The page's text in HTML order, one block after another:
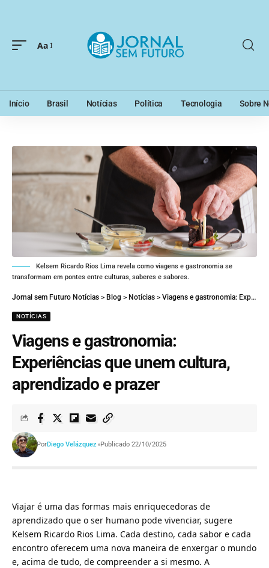
Aa
Início Brasil Notícias Política Tecnologia Sobre
Kelsem Ricardo Rios Lima revela como viagens e gastronomia se
transformam em pontes entre culturas, saberes e sabores.
Jornal sem Futuro Notícias > Blog > Notícias > Viagens e gastronomia: Experiências que unem cultura, aprendizado e prazer
NOTÍCIAS
Viagens e gastronomia:
Experiências que unem cultura,
aprendizado e prazer
PorDiego Velázquez Publicado 22/10/2025
Viajar é uma das formas mais enriquecedoras de
aprendizado que o ser humano pode vivenciar, sugere
Kelsem Ricardo Rios Lima. Cada destino, cada sabor e cada
encontro oferecem uma nova maneira de enxergar o mundo
e, acima de tudo, de compreender a si mesmo. A